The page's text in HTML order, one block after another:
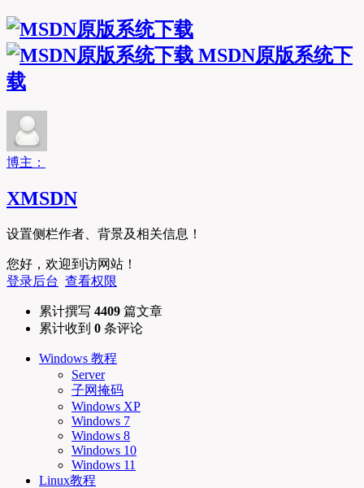
MSDN原版系统下
载
博主：
XMSDN
设置侧栏作者、背景及相关信息！
您好，欢迎到访网站！
登录后台 查看权限
累计撰写 4409 篇文章
累计收到 0 条评论
Windows 教程
Server
子网掩码
Windows XP
Windows 7
Windows 8
Windows 10
Windows 11
Linux教程